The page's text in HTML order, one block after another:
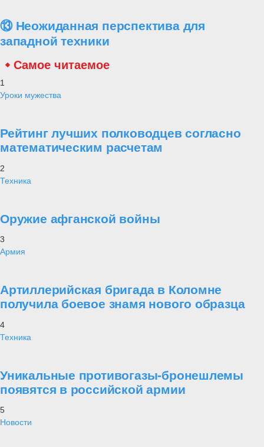
⑬ Неожиданная перспектива для
западной техники
Самое читаемое
1
Уроки мужества
Рейтинг лучших полководцев согласно
математическим расчетам
2
Техника
Оружие афганской войны
3
Армия
Артиллерийская бригада в Коломне
получила боевое знамя нового образца
4
Техника
Уникальные противогазы-бронешлемы
появятся в российской армии
5
Новости